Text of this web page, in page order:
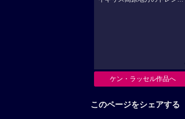
ケン・ラッセル作品へ
このページをシェアする